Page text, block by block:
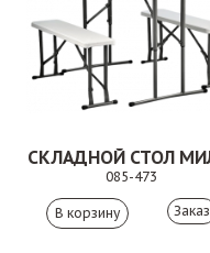
085-473
Заказ